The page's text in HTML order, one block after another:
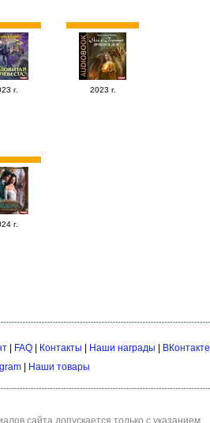
г. 2023 г.
г.
| FAQ| Контакты Наши награды
ВКонтакте
Наши товары
сайта допускается только с указанием